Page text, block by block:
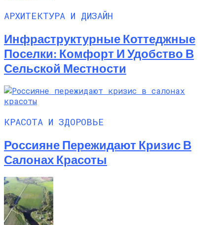
АРХИТЕКТУРА И ДИЗАЙН
Инфраструктурные Коттеджные
Поселки: Комфорт И Удобство В
Сельской Местности
КРАСОТА И ЗДОРОВЬЕ
Россияне Пережидают Кризис В
Салонах Красоты